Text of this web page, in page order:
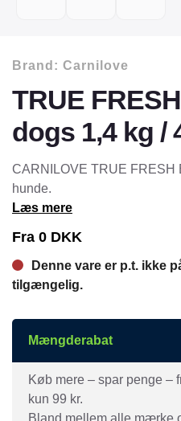
Brand: Carnilove
TRUE
dogs 1,4 kg /
CARNILOVE TRUE FRESH
hunde.
Læs mere
Fra 0 DKK
Denne vare er p.t. ikke
tilgængelig.
Mængderabat
Køb mere – spar penge –
kun 99 kr.
Bland mellem alle mærke